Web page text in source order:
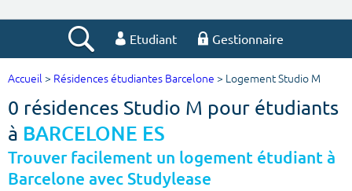
Etudiant Gestionnaire
Votre recherche
Ville, école
Accueil > Résidences étudiantes Barcelone > Logement Studio M
0 résidences Studio M pour étudiants
à BARCELONE ES
Trouver facilement un logement étudiant à
Barcelone avec Studylease